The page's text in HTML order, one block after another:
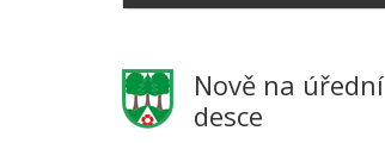
Nově na úřední
desce